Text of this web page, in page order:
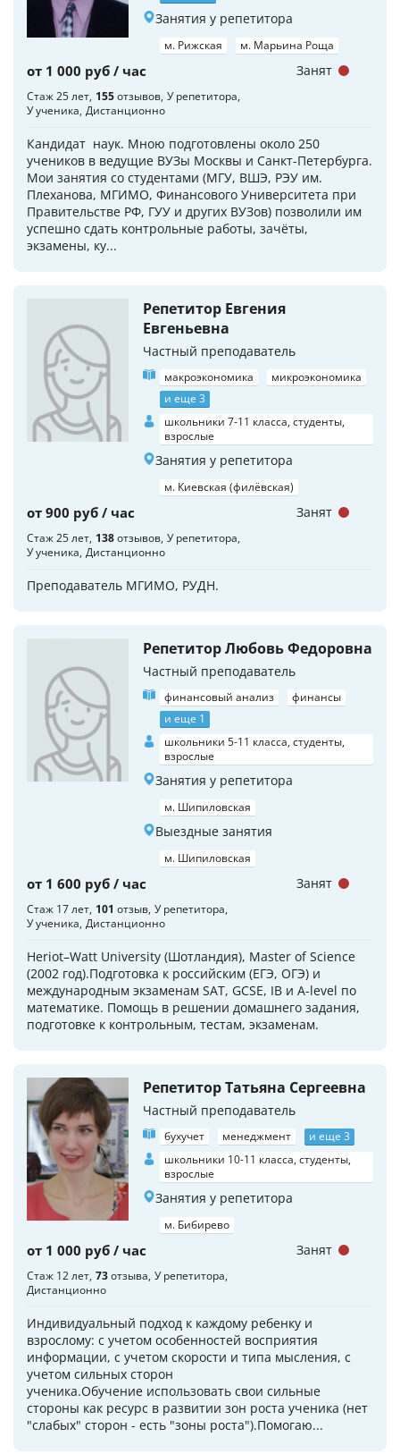
Занятия у репетитора
м. Рижская м. Марьина Роща
от 1 000 руб / час
Стаж 25 лет 155отзывов У репетитора
У ученика Дистанционно
Кандидат наук. Мною подготовлены около 250
учеников в ведущие ВУЗы Москвы и Санкт-Петербурга.
Мои занятия со студентами (МГУ, ВШЭ, РЭУ им.
Плеханова, МГИМО, Финансового Университета при
Правительстве РФ, ГУУ и других ВУЗов) позволили им
успешно сдать контрольные работы, зачёты,
экзамены, ку...
Занят
Репетитор Евгения
Евгеньевна
Частный преподаватель
макроэкономика
микроэкономика
и еще 3
школьники 7-11 класса, студенты,
взрослые
Занятия у репетитора
м. Киевская (филёвская)
от 900 руб / час
Стаж 25 лет 138отзывов У репетитора
У ученика Дистанционно
Преподаватель МГИМО, РУДН.
Занят
Репетитор Любовь Федоровна
Частный преподаватель
финансовый анализ
финансы
и еще 1
школьники 5-11 класса, студенты,
взрослые
Занятия у репетитора
м. Шипиловская
Выездные занятия
м. Шипиловская
от 1 600 руб / час
Стаж 17 лет 101 отзыв У репетитора
У ученика Дистанционно
Heriot–Watt University (Шотландия), Master of Science
(2002 год).Подготовка к российским (ЕГЭ, ОГЭ) и
международным экзаменам SAT, GCSE, IB и A-level по
математике. Помощь в решении домашнего задания,
подготовке к контрольным, тестам, экзаменам.
Занят
Репетитор Татьяна Сергеевна
Частный преподаватель
бухучет менеджмент
и еще 3
школьники 10-11 класса, студенты,
взрослые
Занятия у репетитора
м. Бибирево
от 1 000 руб / час
Стаж 12 лет 73отзыва У репетитора
Дистанционно
Индивидуальный подход к каждому ребенку и
взрослому: с учетом особенностей восприятия
информации, с учетом скорости и типа мысления, с
учетом сильных сторон
ученика.Обучение использовать свои сильные
стороны как ресурс в развитии зон роста ученика (нет
"слабых" сторон - есть "зоны роста").Помогаю...
Занят